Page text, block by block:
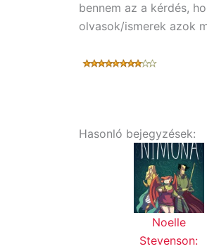
bennem az a kérdés,
olvasok/ismerek azok
Hasonló bejegyzések:
Noelle
Stevenson: